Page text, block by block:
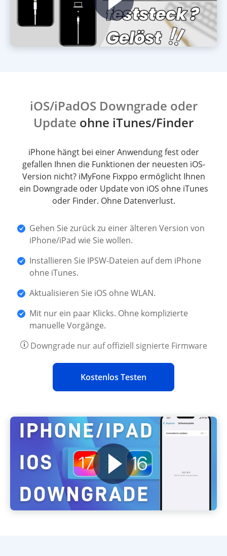
iOS/iPadOS Downgrade oder
Update ohne iTunes/Finder
iPhone hängt bei einer Anwendung fest oder
gefallen Ihnen die Funktionen der neuesten iOS-
Version nicht? iMyFone Fixppo ermöglicht Ihnen
ein Downgrade oder Update von iOS ohne iTunes
oder Finder. Ohne Datenverlust.
Gehen Sie zurück zu einer älteren Version von
iPhone/iPad wie Sie wollen.
Installieren Sie IPSW-Dateien auf dem iPhone
ohne iTunes.
Aktualisieren Sie iOS ohne WLAN.
Mit nur ein paar Klicks. Ohne komplizierte
manuelle Vorgänge.
Downgrade nur auf offiziell signierte Firmware
Kostenlos Testen